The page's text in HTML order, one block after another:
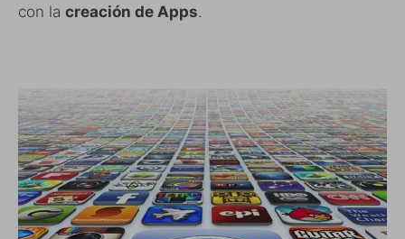
con la creación de Apps.